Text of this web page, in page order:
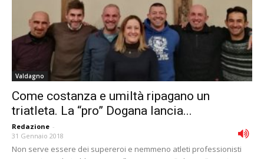
Valdagno
Come costanza e umiltà ripagano un
triatleta. La “pro” Dogana lancia...
Redazione -
31 Gennaio 2018
Non serve essere dei supereroi e nemmeno atleti professionisti